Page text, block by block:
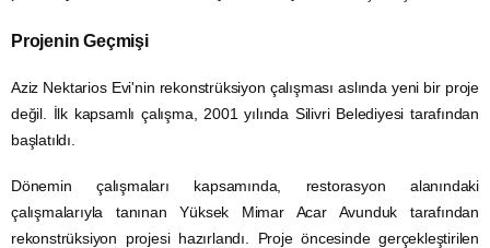
Projenin Geçmişi
Aziz Nektarios Evi'nin rekonstrüksiyon çalışması aslında yeni bir proje
değil. İlk kapsamlı çalışma, 2001 yılında Silivri Belediyesi tarafından
başlatıldı.
Dönemin çalışmaları kapsamında, restorasyon alanındaki
çalışmalarıyla tanınan Yüksek Mimar Acar Avunduk tarafından
rekonstrüksiyon projesi hazırlandı. Proje öncesinde gerçekleştirilen